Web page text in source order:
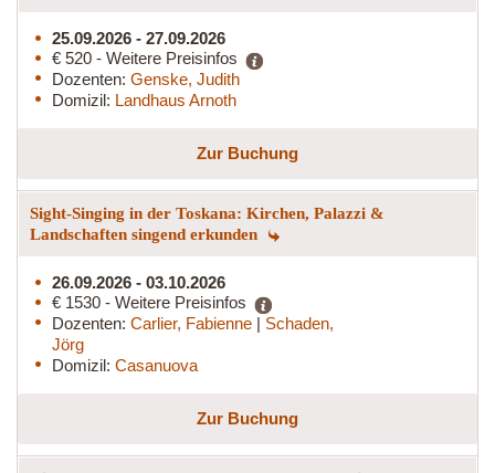
25.09.2026 - 27.09.2026
€ 520 - Weitere Preisinfos
Dozenten: Genske, Judith
Domizil: Landhaus Arnoth
Zur Buchung
Sight-Singing in der Toskana: Kirchen, Palazzi &
Landschaften singend erkunden
26.09.2026 - 03.10.2026
€ 1530 - Weitere Preisinfos
Dozenten: Carlier, Fabienne | Schaden,
Jörg
Domizil: Casanuova
Zur Buchung